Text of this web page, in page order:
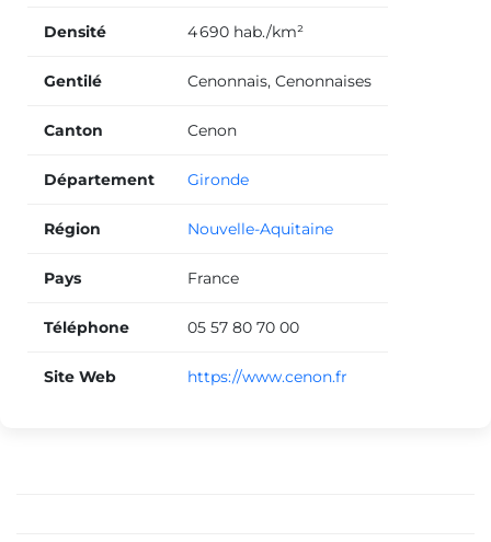
Densité 4 690 hab./km²
Gentilé Cenonnais, Cenonnaises
Canton Cenon
Département Gironde
Région Nouvelle-Aquitaine
Pays France
Téléphone 05 57 80 70 00
Site Web https://www.cenon.fr